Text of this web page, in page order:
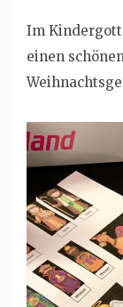
Im
einen